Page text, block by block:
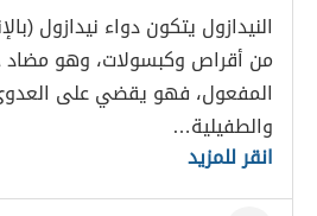
من أقراص وكبسولات، وهو
المفعول، فهو يقضي على العدوى
والطفيلية…
انقر للمزيد